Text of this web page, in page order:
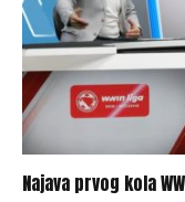
Najava prvog kola